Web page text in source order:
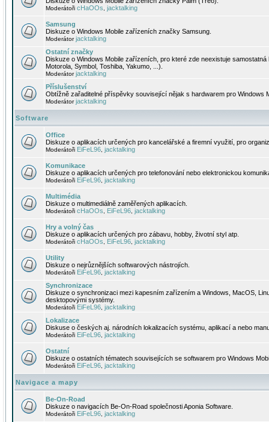
Moderátoři cHaOOs jacktalking
Samsung
Diskuze o Windows Mobile zařízeních značky Samsung.
Moderátorjacktalking
Ostatní značky
Diskuze o Windows Mobile zařízeních, pro které zde neexistuje
Motorola, Symbol, Toshiba, Yakumo, ...).
Moderátorjacktalking
Příslušenství
Obtížně zařaditelné příspěvky související nějak s hardwarem pro Windows
Moderátorjacktalking
Software
Office
Diskuze o aplikacích určených pro kancelářské a firemní využití, pro
Moderátoři EiFeL96 jacktalking
Komunikace
Diskuze o aplikacích určených pro telefonování nebo elektronickou
Moderátoři EiFeL96 jacktalking
Multimédia
Diskuze o multimediálně zaměřených aplikacích.
Moderátoři cHaOOs EiFeL96 jacktalking
Hry a volný čas
Diskuze o aplikacích určených pro zábavu, hobby, životní styl atp.
Moderátoři cHaOOs EiFeL96 jacktalking
Utility
Diskuze o nejrůznějších softwarových nástrojích.
Moderátoři EiFeL96 jacktalking
Synchronizace
Diskuze o synchronizaci mezi kapesním zařízením a Windows, MacOS,
desktopovými systémy.
Moderátoři EiFeL96 jacktalking
Lokalizace
Diskuse o českých aj. národních lokalizacích systému, aplikací a nebo
Moderátoři EiFeL96 jacktalking
Ostatní
Diskuze o ostatních tématech souvisejících se softwarem pro Windows
Moderátoři EiFeL96 jacktalking
Navigace a mapy
Be-On-Road
Diskuze o navigacích Be-On-Road společnosti Aponia Software.
Moderátoři EiFeL96 jacktalking